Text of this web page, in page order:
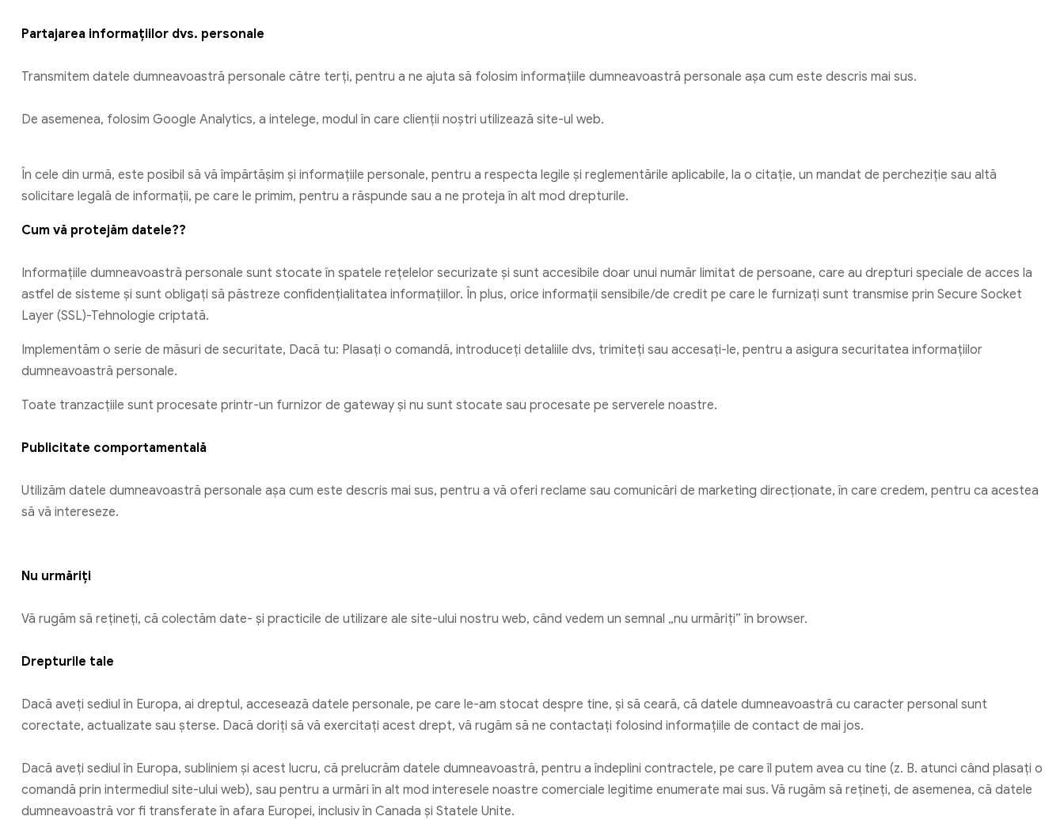
Partajarea informațiilor dvs. personale
Transmitem datele dumneavoastră personale către terți, pentru a ne ajuta să folosim informațiile dumneavoastră personale așa cum este descris mai sus.
De asemenea, folosim Google Analytics, a intelege, modul în care clienții noștri utilizează site-ul web.
În cele din urmă, este posibil să vă împărtășim și informațiile personale, pentru a respecta legile și reglementările aplicabile, la o citaţie, un mandat de percheziție sau altă
solicitare legală de informații, pe care le primim, pentru a răspunde sau a ne proteja în alt mod drepturile.
Cum vă protejăm datele??
Informațiile dumneavoastră personale sunt stocate în spatele rețelelor securizate și sunt accesibile doar unui număr limitat de persoane, care au drepturi speciale de acces la
astfel de sisteme și sunt obligați să păstreze confidențialitatea informațiilor. În plus, orice informații sensibile/de credit pe care le furnizați sunt transmise prin Secure Socket
Layer (SSL)-Tehnologie criptată.
Implementăm o serie de măsuri de securitate, Dacă tu: Plasați o comandă, introduceți detaliile dvs, trimiteți sau accesați-le, pentru a asigura securitatea informațiilor
dumneavoastră personale.
Toate tranzacțiile sunt procesate printr-un furnizor de gateway și nu sunt stocate sau procesate pe serverele noastre.
Publicitate comportamentală
Utilizăm datele dumneavoastră personale așa cum este descris mai sus, pentru a vă oferi reclame sau comunicări de marketing direcționate, în care credem, pentru ca acestea
să vă intereseze.
Nu urmăriți
Vă rugăm să rețineți, că colectăm date- și practicile de utilizare ale site-ului nostru web, când vedem un semnal „nu urmăriți” în browser.
Drepturile tale
Dacă aveți sediul în Europa, ai dreptul, accesează datele personale, pe care le-am stocat despre tine, și să ceară, că datele dumneavoastră cu caracter personal sunt
corectate, actualizate sau șterse. Dacă doriți să vă exercitați acest drept, vă rugăm să ne contactați folosind informațiile de contact de mai jos.
Dacă aveți sediul în Europa, subliniem și acest lucru, că prelucrăm datele dumneavoastră, pentru a îndeplini contractele, pe care îl putem avea cu tine (z. B. atunci când plasați o
comandă prin intermediul site-ului web), sau pentru a urmări în alt mod interesele noastre comerciale legitime enumerate mai sus. Vă rugăm să rețineți, de asemenea, că datele
dumneavoastră vor fi transferate în afara Europei, inclusiv în Canada și Statele Unite.